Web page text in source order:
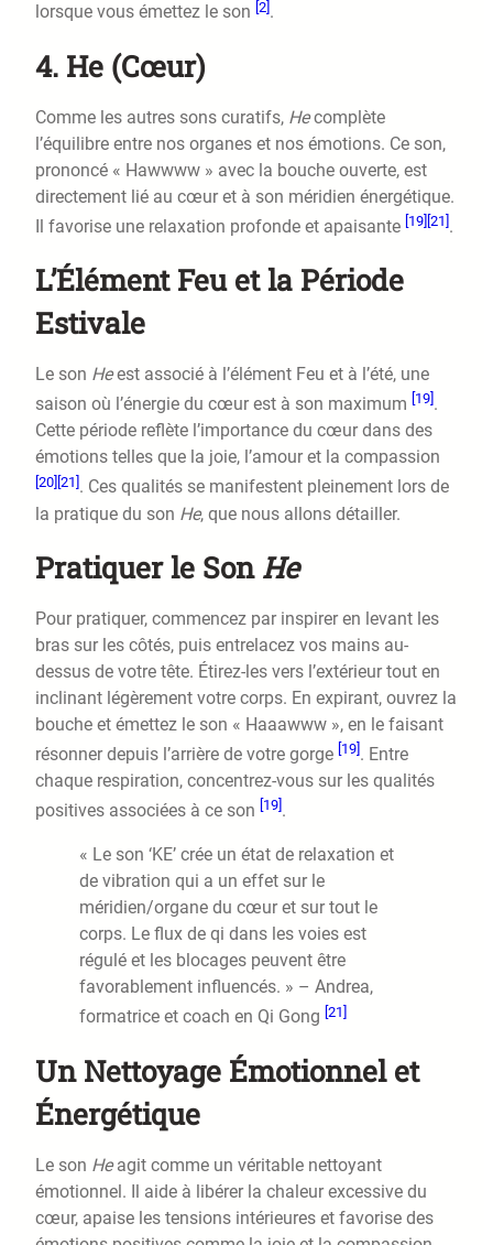
lorsque vous émettez le son [2].
4. He (Cœur)
Comme les autres sons curatifs, Hecomplète
l’équilibre entre nos organes et nos émotions. Ce son,
prononcé « Hawwww » avec la bouche ouverte, est
directement lié au cœur et à son méridien énergétique.
Il favorise une relaxation profonde et apaisante [19] [21].
L’Élément Feu et la Période
Estivale
Le son Heest associé à l’élément Feu et à l’été, une
saison où l’énergie du cœur est à son maximum [19] .
Cette période reflète l’importance du cœur dans des
émotions telles que la joie, l’amour et la compassion
[20] [21]. Ces qualités se manifestent pleinement lors de
la pratique du son He, que nous allons détailler.
Pratiquer le Son He
Pour pratiquer, commencez par inspirer en levant les
bras sur les côtés, puis entrelacez vos mains au-
dessus de votre tête. Étirez-les vers l’extérieur tout en
inclinant légèrement votre corps. En expirant, ouvrez la
bouche et émettez le son « Haaawww », en le faisant
résonner depuis l’arrière de votre gorge [19]. Entre
chaque respiration, concentrez-vous sur les qualités
positives associées à ce son [19] .
« Le son ‘KE’ crée un état de relaxation et
de vibration qui a un effet sur le
méridien/organe du cœur et sur tout le
corps. Le flux de qi dans les voies est
régulé et les blocages peuvent être
favorablement influencés. » – Andrea,
formatrice et coach en Qi Gong [21]
Un Nettoyage Émotionnel et
Énergétique
Le son Heagit comme un véritable nettoyant
émotionnel. Il aide à libérer la chaleur excessive du
cœur, apaise les tensions intérieures et favorise des